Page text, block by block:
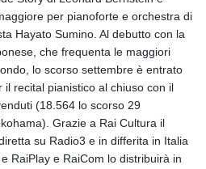
per pianoforte e orchestra di
Hayato Sumino. Al debutto con la
che frequenta le maggiori
lo scorso settembre è entrato
recital pianistico al chiuso con il
(18.564 lo scorso 29
Grazie a Rai Cultura il
su Radio3 e in differita in Italia
RaiPlay e RaiCom lo distribuirà in